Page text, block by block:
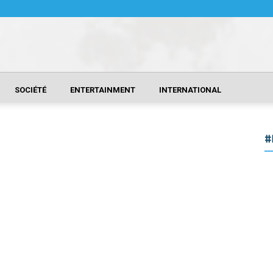
SOCIÉTÉ ENTERTAINMENT INTERNATIONAL